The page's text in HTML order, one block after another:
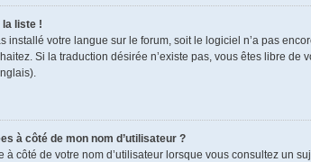
la liste !
installé votre langue sur le forum, soit le logiciel n’a pas
Si la traduction désirée n’existe pas, vous êtes libre
à côté de mon nom d’utilisateur ?
à côté de votre nom d’utilisateur lorsque vous consultez un